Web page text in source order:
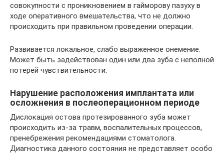
совокупности с проникновением в гайморову пазуху в
ходе оперативного вмешательства, что не должно
происходить при правильном проведении операции.
Развивается локальное, слабо выраженное онемение.
Может быть задействован один или два зуба с неполной
потерей чувствительности.
Нарушение расположения имплантата или
осложнения в послеоперационном периоде
Дислокация остова протезированного зуба может
происходить из-за травм, воспалительных процессов,
пренебрежения рекомендациями стоматолога.
Диагностика данного состояния не представляет особо